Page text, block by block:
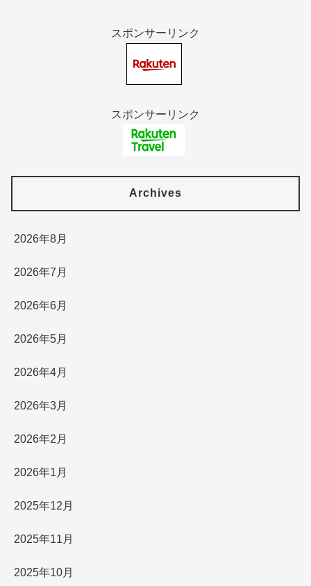
スポンサーリンク
スポンサーリンク
Archives
2026年8月
2026年7月
2026年6月
2026年5月
2026年4月
2026年3月
2026年2月
2026年1月
2025年12月
2025年11月
2025年10月